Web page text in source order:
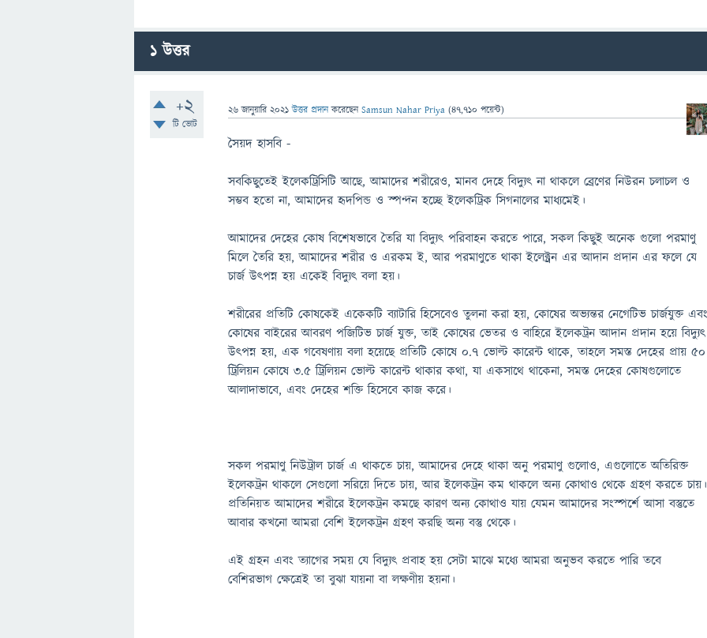
1উত্তর
+2
টি ভোট
26 জানুয়ারি 2021 উত্তর প্রদান করেছেনSamsun Nahar Priya (47,710 পয়েন্ট)
সৈয়দ হাসবি -
সবকিছুতেই ইলেকট্রিসিটি আছে, আমাদের শরীরেও, মানব দেহে বিদ্যুৎ না থাকলে ব্রেণের নিউরন চলাচল ও
সম্ভব হতো না, আমাদের হৃদপিন্ড ও স্পন্দন হচ্ছে ইলেকট্রিক সিগনালের মাধ্যমেই।
আমাদের দেহের কোষ বিশেষভাবে তৈরি যা বিদ্যুৎ পরিবাহন করতে পারে, সকল কিছুই অনেক গুলো পরমাণু
মিলে তৈরি হয়, আমাদের শরীর ও এরকম ই, আর পরমাণুতে থাকা ইলেক্ট্রন এর আদান প্রদান এর ফলে যে
চার্জ উৎপন্ন হয় একেই বিদ্যুৎ বলা হয়।
শরীরের প্রতিটি কোষকেই একেকটি ব্যাটারি হিসেবেও তুলনা করা হয়, কোষের অভ্যন্তর নেগেটিভ চার্জযুক্ত
কোষের বাইরের আবরণ পজিটিভ চার্জ যুক্ত, তাই কোষের ভেতর ও বাহিরে ইলেকট্রন আদান প্রদান হয়ে বিদ্যুৎ
উৎপন্ন হয়, এক গবেষণায় বলা হয়েছে প্রতিটি কোষে ০.৭ ভোল্ট কারেন্ট থাকে, তাহলে সমস্ত দেহের প্রায় ৫০
ট্রিলিয়ন কোষে ৩.৫ ট্রিলিয়ন ভোল্ট কারেন্ট থাকার কথা, যা একসাথে থাকেনা, সমস্ত দেহের কোষগুলোতে
আলাদাভাবে, এবং দেহের শক্তি হিসেবে কাজ করে।
সকল পরমাণু নিউট্রাল চার্জ এ থাকতে চায়, আমাদের দেহে থাকা অনু পরমাণু গুলোও, এগুলোতে অতিরিক্ত
ইলেকট্রন থাকলে সেগুলো সরিয়ে দিতে চায়, আর ইলেকট্রন কম থাকলে অন্য কোথাও থেকে গ্রহণ করতে চায়।
প্রতিনিয়ত আমাদের শরীরে ইলেকট্রন কমছে কারণ অন্য কোথাও যায় যেমন আমাদের সংস্পর্শে আসা বস্তুতে
আবার কখনো আমরা বেশি ইলেকট্রন গ্রহণ করছি অন্য বস্তু থেকে।
এই গ্রহন এবং ত্যাগের সময় যে বিদ্যুৎ প্রবাহ হয় সেটা মাঝে মধ্যে আমরা অনুভব করতে পারি তবে
বেশিরভাগ ক্ষেত্রেই তা বুঝা যায়না বা লক্ষণীয় হয়না।